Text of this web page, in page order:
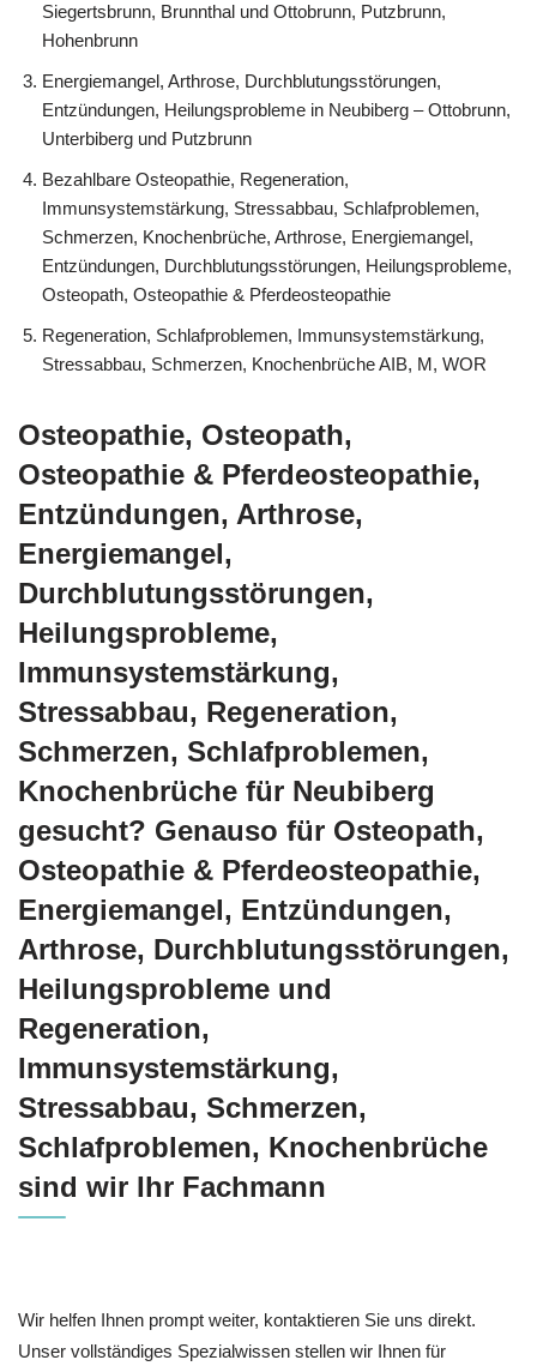
Siegertsbrunn, Brunnthal und Ottobrunn, Putzbrunn,
Hohenbrunn
Energiemangel, Arthrose, Durchblutungsstörungen,
Entzündungen, Heilungsprobleme in Neubiberg – Ottobrunn,
Unterbiberg und Putzbrunn
Bezahlbare Osteopathie, Regeneration,
Immunsystemstärkung, Stressabbau, Schlafproblemen,
Schmerzen, Knochenbrüche, Arthrose, Energiemangel,
Entzündungen, Durchblutungsstörungen, Heilungsprobleme,
Osteopath, Osteopathie & Pferdeosteopathie
Regeneration, Schlafproblemen, Immunsystemstärkung,
Stressabbau, Schmerzen, Knochenbrüche AIB, M, WOR
Osteopathie, Osteopath,
Osteopathie & Pferdeosteopathie,
Entzündungen, Arthrose,
Energiemangel,
Durchblutungsstörungen,
Heilungsprobleme,
Immunsystemstärkung,
Stressabbau, Regeneration,
Schmerzen, Schlafproblemen,
Knochenbrüche für Neubiberg
gesucht? Genauso für Osteopath,
Osteopathie & Pferdeosteopathie,
Energiemangel, Entzündungen,
Arthrose, Durchblutungsstörungen,
Heilungsprobleme und
Regeneration,
Immunsystemstärkung,
Stressabbau, Schmerzen,
Schlafproblemen, Knochenbrüche
sind wir Ihr Fachmann
Wir helfen Ihnen prompt weiter, kontaktieren Sie uns direkt.
Unser vollständiges Spezialwissen stellen wir Ihnen für